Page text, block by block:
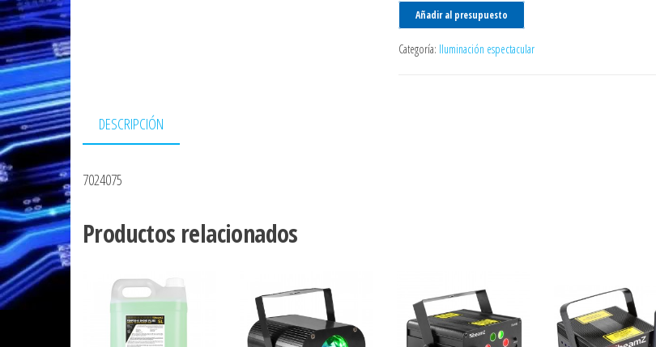
Añadir al presupuesto
Categoría: Iluminación espectacular
DESCRIPCIÓN
7024075
Productos relacionados